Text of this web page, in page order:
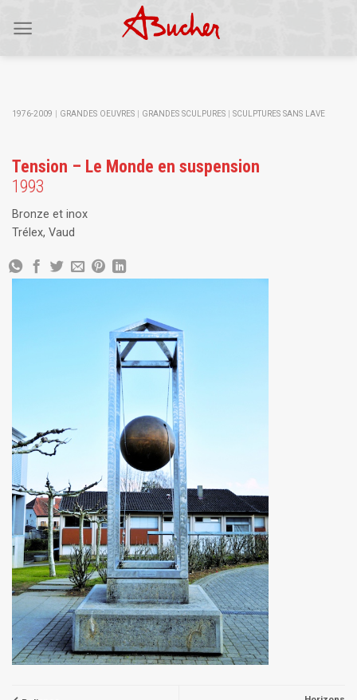
1976-2009 GRANDES OEUVRES GRANDES SCULPURES SCULPTURES SANS LAVE
Tension – Le Monde en suspension
1993
Bronze et inox
Trélex, Vaud